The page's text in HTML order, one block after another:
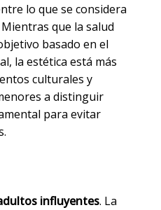
lo que se considera
que la salud
basado en el
la estética está más
culturales y
a distinguir
para evitar
influyentes. La